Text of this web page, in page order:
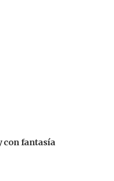
con fantasía